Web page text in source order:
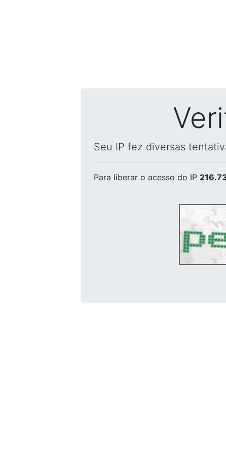
Seu IP fez diversas
Para liberar o acesso do IP